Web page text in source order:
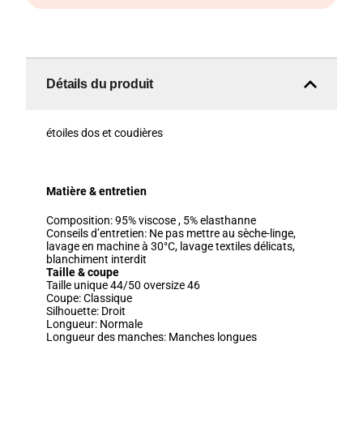
Détails du produit
étoiles dos et coudières
Matière & entretien
Composition:95% viscose , 5% elasthanne
Conseils d’entretien: Ne pas mettre au sèche-linge,
lavage en machine à 30°C, lavage textiles délicats,
blanchiment interdit
Taille & coupe
Taille unique 44/50 oversize 46
Coupe:Classique
Silhouette: Droit
Longueur: Normale
Longueur des manches: Manches longues